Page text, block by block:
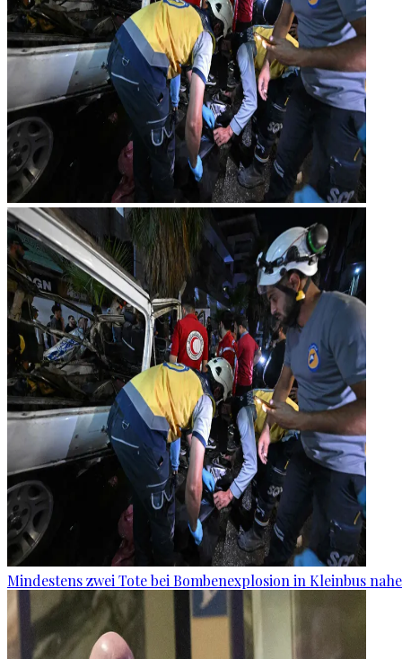
Mindestens zwei Tote bei Bombenexplosion in Kleinbus